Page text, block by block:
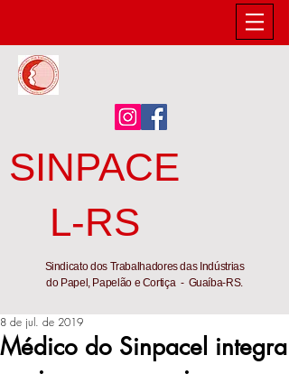
SINPACE
L-RS
Sindicato dos Trabalhadores das Indústrias
do Papel, Papelão e Cortiça - Guaíba-RS.
Médico do Sinpacel integra
8 de jul. de 2019